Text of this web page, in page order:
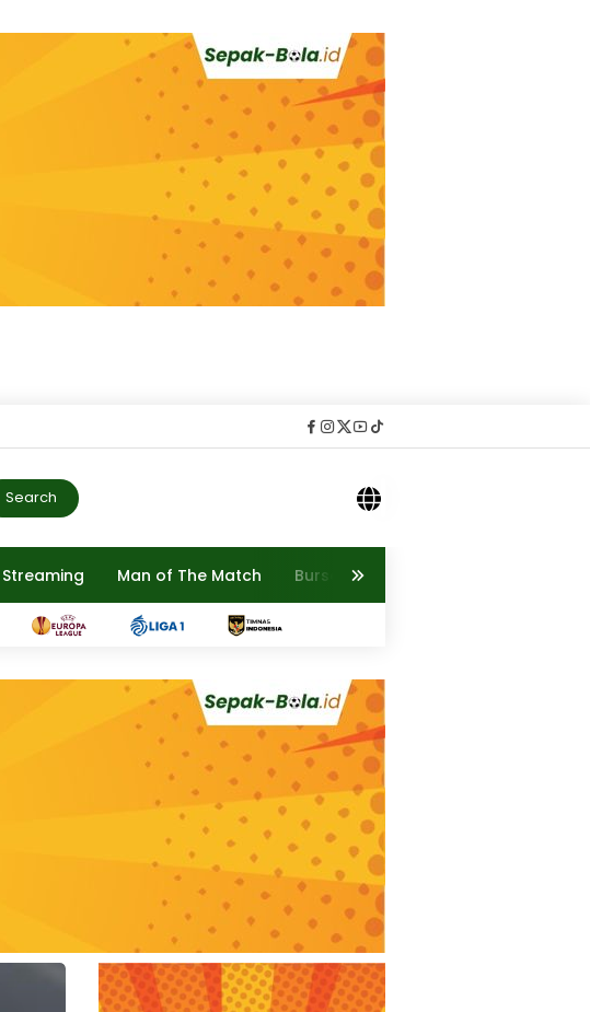
Search
Streaming Man of The Match Bursa Transfer